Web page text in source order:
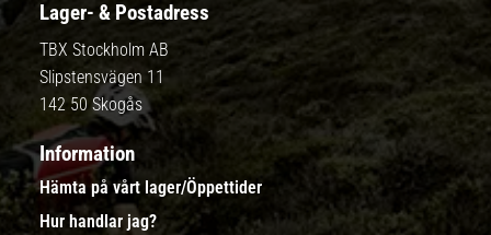
Lager- & Postadress
TBX Stockholm AB
Slipstensvägen 11
142 50 Skogås
Information
Hämta på vårt lager/Öppettider
Hur handlar jag?